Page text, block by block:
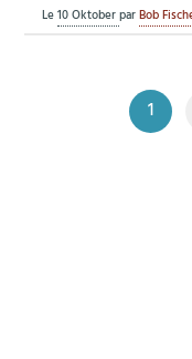
Le10 OktoberparBob
1